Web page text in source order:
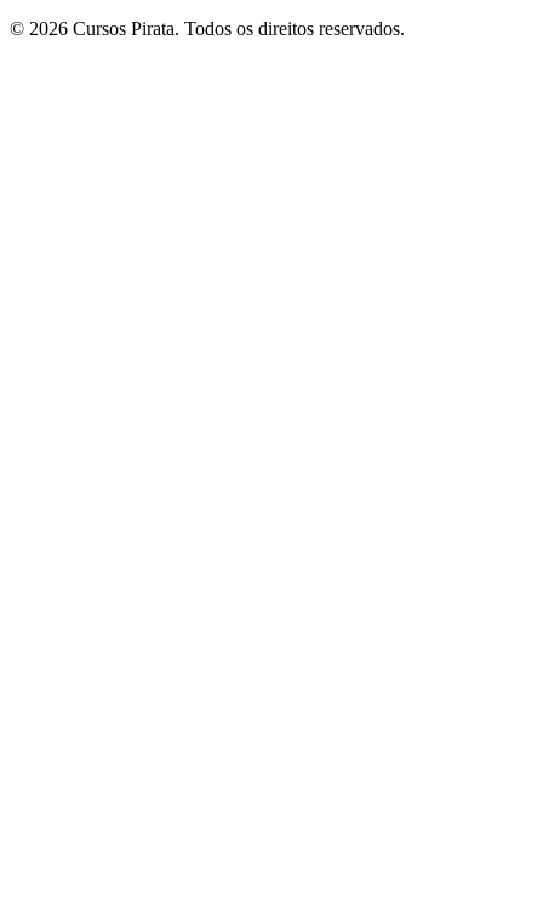
© 2026 Cursos Pirata. Todos os direitos reservados.